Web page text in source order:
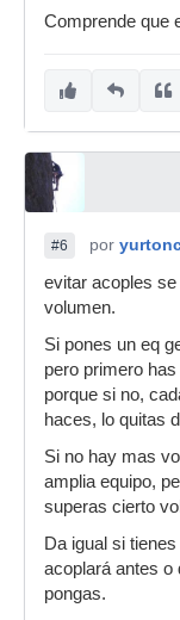
Comprende que
#6 por
evitar acoples
volumen.
Si pones un eq
pero primero
porque si no,
haces, lo quitas
Si no hay mas
amplia equipo,
superas cierto
Da igual si
acoplará antes o
pongas.